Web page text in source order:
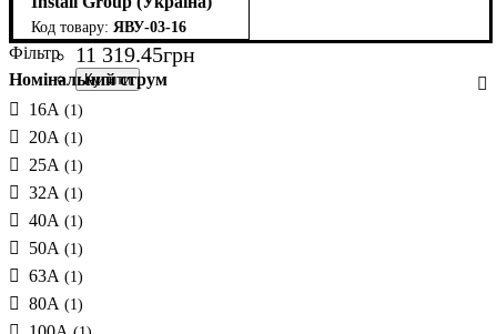
ЯВУ-03-16
11 319.45грн
Фільтр
Номінальний струм
16А (1)
20А (1)
25A (1)
32А (1)
40А (1)
50А (1)
63А (1)
80А (1)